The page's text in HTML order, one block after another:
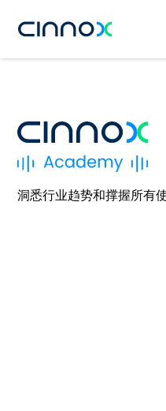
洞悉行业趋势和撑握所有